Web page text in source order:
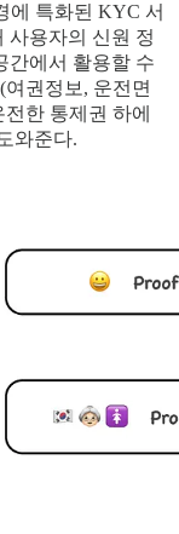
에 특화된 KYC 서
사용자의 신원 정
간에서 활용할 수
권정보, 운전면
한 통제권 하에
와준다.